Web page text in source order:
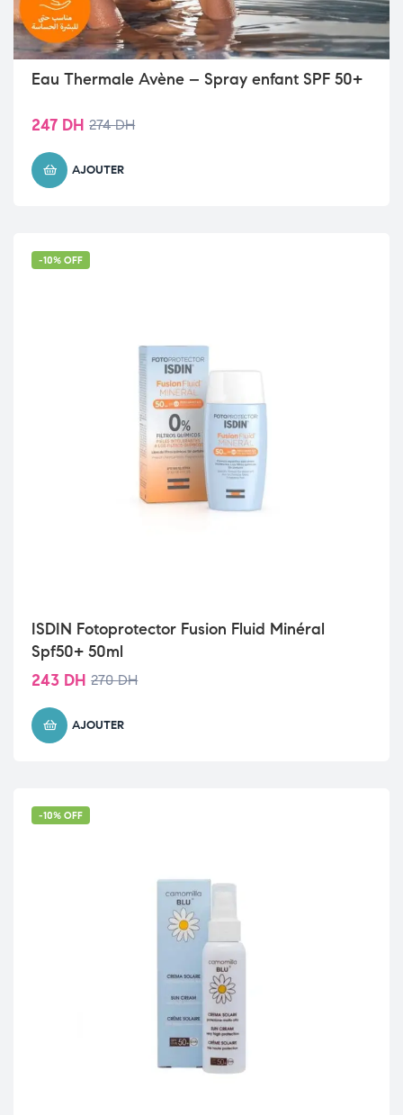
Eau Thermale Avène – Spray enfant SPF 50+
274DH
247 DH
AJOUTER
-10% OFF
ISDIN Fotoprotector Fusion Fluid Minéral
Spf50+ 50ml
270DH
243 DH
AJOUTER
-10% OFF